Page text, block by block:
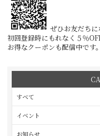
ぜひお友だちに
初回登録時にもれなく５％
お得なクーポンも配信中です。
すべて
イベント
お知らせ